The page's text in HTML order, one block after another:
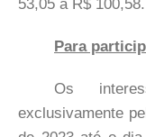
53,05 a R$ 100,58.
Para
Os
exclusivamente